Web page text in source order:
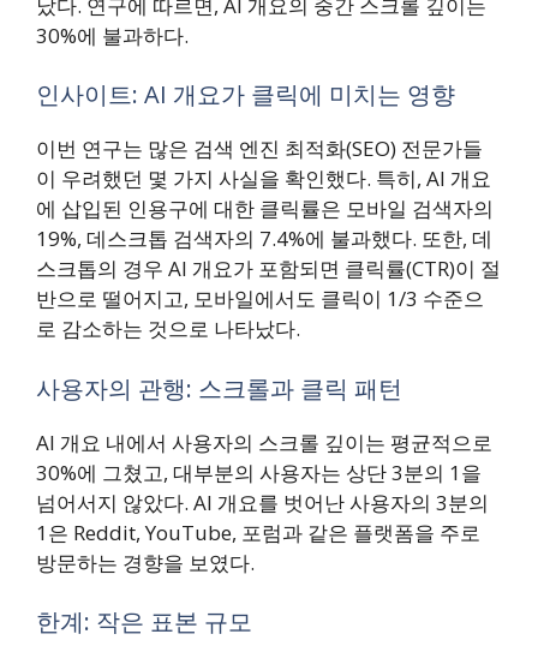
30%에 불과하다.
인사이트: AI 개요가 클릭에 미치는 영향
이번 연구는 많은 검색 엔진 최적화(SEO) 전문가들
이 우려했던 몇 가지 사실을 확인했다. 특히, AI 개요
에 삽입된 인용구에 대한 클릭률은 모바일 검색자의
19%, 데스크톱 검색자의 7.4%에 불과했다. 또한, 데
스크톱의 경우 AI 개요가 포함되면 클릭률(CTR)이 절
반으로 떨어지고, 모바일에서도 클릭이 1/3 수준으
로 감소하는 것으로 나타났다.
사용자의 관행: 스크롤과 클릭 패턴
AI 개요 내에서 사용자의 스크롤 깊이는 평균적으로
30%에 그쳤고, 대부분의 사용자는 상단 3분의 1을
넘어서지 않았다. AI 개요를 벗어난 사용자의 3분의
1은 Reddit, YouTube, 포럼과 같은 플랫폼을 주로
방문하는 경향을 보였다.
한계: 작은 표본 규모